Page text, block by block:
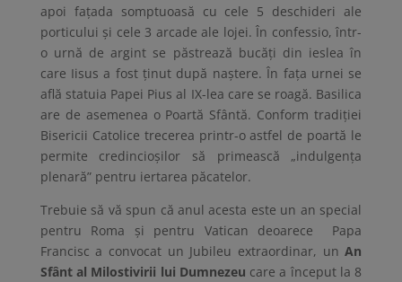
apoi faţada somptuoasă cu cele 5 deschideri ale
porticului şi cele 3 arcade ale lojei. În confessio, într-
o urnă de argint se păstrează bucăţi din ieslea în
care Iisus a fost ţinut după naştere. În faţa urnei se
află statuia Papei Pius al IX-lea care se roagă. Basilica
are de asemenea o Poartă Sfântă. Conform tradiției
Bisericii Catolice trecerea printr-o astfel de poartă le
permite credincioșilor să primească „indulgența
plenară” pentru iertarea păcatelor.
Trebuie să vă spun că anul acesta este un an special
pentru Roma și pentru Vatican deoarece Papa
Francisc a convocat un Jubileu extraordinar, unAn
Sfânt al Milostivirii lui Dumnezeu care a început la 8